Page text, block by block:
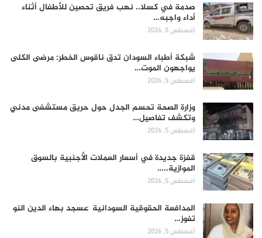
صدمة في كسلا.. نهب فريق تحصين للأطفال أثناء
أداء واجبه…
أغسطس 5, 2026
شبكة أطباء السودان تدق ناقوس الخطر: مرضى الكلى
يواجهون الموت…
أغسطس 5, 2026
وزارة الصحة تحسم الجدل حول حريق مستشفى مدني
وتكشف تفاصيل…
أغسطس 5, 2026
قفزة جديدة في أسعار العملات الأجنبية بالسوق
الموازية..…
أغسطس 5, 2026
المدافعة الحقوقية السودانية عسجد بهاء الدين النو
تفوز…
أغسطس 5, 2026